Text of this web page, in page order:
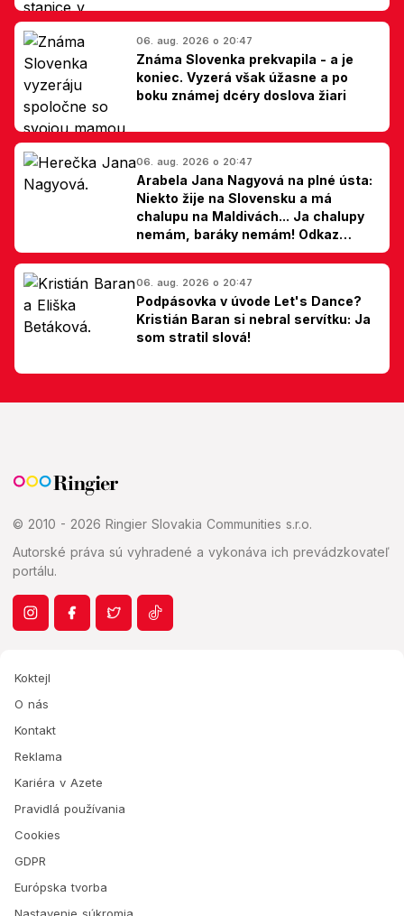
06. aug. 2026 o 20:47
Známa Slovenka prekvapila - a je
koniec. Vyzerá však úžasne a po
boku známej dcéry doslova žiari
06. aug. 2026 o 20:47
Arabela Jana Nagyová na plné ústa:
Niekto žije na Slovensku a má
chalupu na Maldivách... Ja chalupy
nemám, baráky nemám! Odkaz
Slovákom
06. aug. 2026 o 20:47
Podpásovka v úvode Let's Dance?
Kristián Baran si nebral servítku: Ja
som stratil slová!
© 2010 - 2026 Ringier Slovakia Communities s.r.o.
Autorské práva sú vyhradené a vykonáva ich prevádzkovateľ
portálu.
Koktejl
O nás
Kontakt
Reklama
Kariéra v Azete
Pravidlá používania
Cookies
GDPR
Európska tvorba